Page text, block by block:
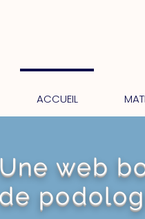
ACCUEIL
Une web
de